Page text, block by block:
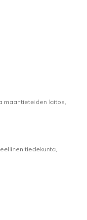
maantieteiden laitos,
tiedekunta,